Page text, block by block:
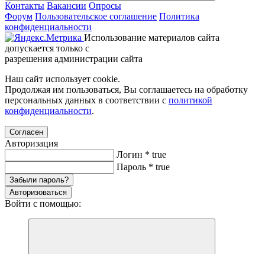
Контакты Вакансии Опросы
Форум Пользовательское соглашение Политика
конфиденциальности
Использование материалов сайта
допускается только с
разрешения администрации сайта
Наш сайт использует cookie.
Продолжая им пользоваться, Вы соглашаетесь на обработку
персональных данных в соответствии с политикой
конфиденциальности.
Согласен
Авторизация
Логин * true
Пароль * true
Забыли пароль?
Авторизоваться
Войти с помощью: